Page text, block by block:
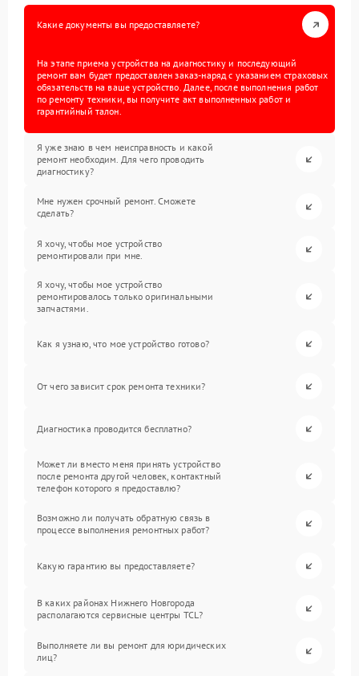
Какие документы вы предоставляете?
На этапе приема устройства на диагностику и последующий
ремонт вам будет предоставлен заказ-наряд с указанием страховых
обязательств на ваше устройство. Далее, после выполнения работ
по ремонту техники, вы получите акт выполненных работ и
гарантийный талон.
Я уже знаю в чем неисправность и какой
ремонт необходим. Для чего проводить
диагностику?
Мне нужен срочный ремонт. Сможете
сделать?
Я хочу, чтобы мое устройство
ремонтировали при мне.
Я хочу, чтобы мое устройство
ремонтировалось только оригинальными
запчастями.
Как я узнаю, что мое устройство готово?
От чего зависит срок ремонта техники?
Диагностика проводится бесплатно?
Может ли вместо меня принять устройство
после ремонта другой человек, контактный
телефон которого я предоставлю?
Возможно ли получать обратную связь в
процессе выполнения ремонтных работ?
Какую гарантию вы предоставляете?
В каких районах Нижнего Новгорода
располагаются сервисные центры TCL?
Выполняете ли вы ремонт для юридических
лиц?